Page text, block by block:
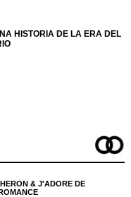
HISTORIA DE LA ERA DEL
& J'ADORE DE